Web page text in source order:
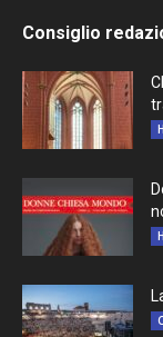
Consiglio